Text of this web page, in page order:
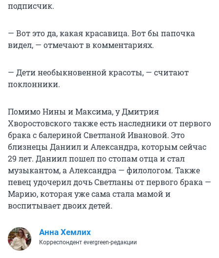
подписчик.
— Вот это да, какая красавица. Вот бы папочка
видел, — отмечают в комментариях.
— Дети необыкновенной красоты, — считают
поклонники.
Помимо Нины и Максима, у Дмитрия
Хворостовского также есть наследники от первого
брака с балериной Светланой Ивановой. Это
близнецы Даниил и Александра, которым сейчас
29 лет. Даниил пошел по стопам отца и стал
музыкантом, а Александра — филологом. Также
певец удочерил дочь Светланы от первого брака —
Марию, которая уже сама стала мамой и
воспитывает двоих детей.
Анна Хемлих
Корреспондент evergreen-редакции